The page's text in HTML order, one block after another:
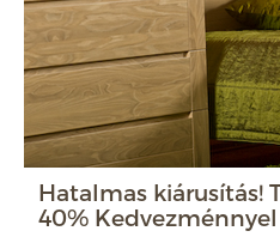
Hatalmas kiárusítás!
40% Kedvezménnyel